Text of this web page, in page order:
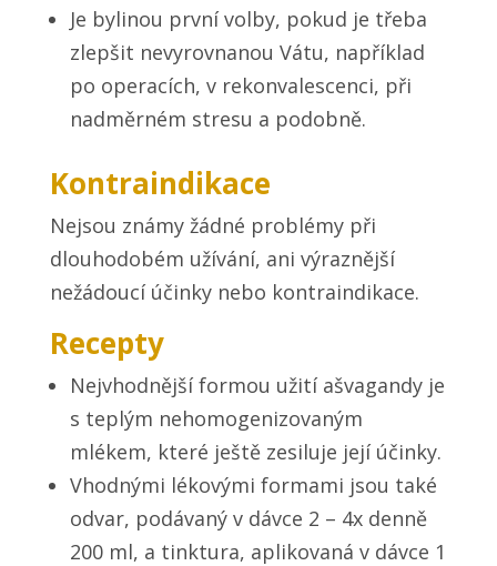
Je bylinou první volby, pokud je třeba
zlepšit nevyrovnanou Vátu, například
po operacích, v rekonvalescenci, při
nadměrném stresu a podobně.
Kontraindikace
Nejsou známy žádné problémy při
dlouhodobém užívání, ani výraznější
nežádoucí účinky nebo kontraindikace.
Recepty
Nejvhodnější formou užití ašvagandy je
s teplým nehomogenizovaným
mlékem, které ještě zesiluje její účinky.
Vhodnými lékovými formami jsou také
odvar, podávaný v dávce 2 – 4x denně
200 ml, a tinktura, aplikovaná v dávce 1